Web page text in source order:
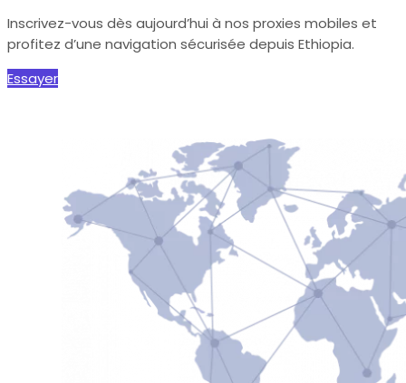
Inscrivez-vous dès aujourd’hui à nos proxies mobiles et
profitez d’une navigation sécurisée depuis Ethiopia.
Essayer